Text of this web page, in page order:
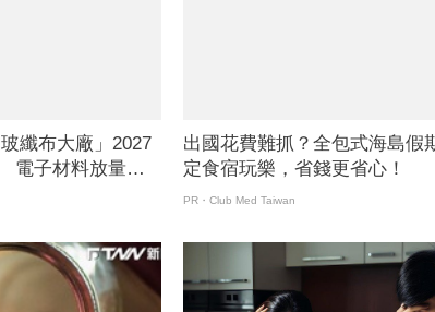
纖布大廠」2027
電子材料放量＋
出國花費難抓？全包式海島假
定食宿玩樂，省錢更省心！
PR・Club Med Taiwan